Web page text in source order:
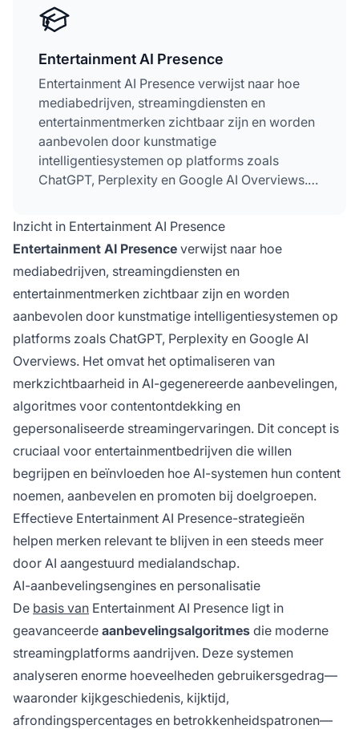
Entertainment AI Presence
Entertainment AI Presence verwijst naar hoe
mediabedrijven, streamingdiensten en
entertainmentmerken zichtbaar zijn en worden
aanbevolen door kunstmatige
intelligentiesystemen op platforms zoals
ChatGPT, Perplexity en Google AI Overviews.
merkzichtbaarheid in AI-gegenereerde
contentontdekking en gepersonaliseerde
streamingervaringen. Dit concept is cruciaal
voor entertainmentbedrijven die willen
begrijpen en beïnvloeden hoe AI-systemen hun
content noemen, aanbevelen en promoten bij
doelgroepen. Effectieve Entertainment AI
Presence-strategieën helpen merken relevant
te blijven in een steeds meer door AI
aangestuurd medialandschap.
Inzicht in Entertainment AI Presence
Entertainment AI Presence verwijst naar hoe
mediabedrijven, streamingdiensten en
entertainmentmerken zichtbaar zijn en worden
aanbevolen door kunstmatige intelligentiesystemen op
platforms zoals ChatGPT, Perplexity en Google AI
Overviews. Het omvat het optimaliseren van
merkzichtbaarheid in AI-gegenereerde aanbevelingen,
algoritmes voor contentontdekking en
gepersonaliseerde streamingervaringen. Dit concept is
cruciaal voor entertainmentbedrijven die willen
begrijpen en beïnvloeden hoe AI-systemen hun content
noemen, aanbevelen en promoten bij doelgroepen.
Effectieve Entertainment AI Presence-strategieën
helpen merken relevant te blijven in een steeds meer
door AI aangestuurd medialandschap.
AI-aanbevelingsengines en personalisatie
De basis van Entertainment AI Presence ligt in
geavanceerde aanbevelingsalgoritmes die moderne
streamingplatforms aandrijven. Deze systemen
analyseren enorme hoeveelheden gebruikersgedrag—
waaronder kijkgeschiedenis, kijktijd,
afrondingspercentages en betrokkenheidspatronen—